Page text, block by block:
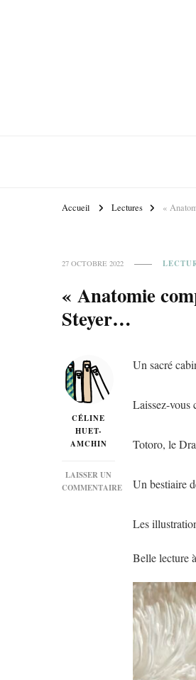
Accueil Lectures «
27 OCTOBRE 2022
« Anatomie
Steyer…
CÉLINE
HUET-
AMCHIN
LAISSER UN
COMMENTAIRE
IMAGINAIRES »
Un sacré
Laissez-vous
Totoro, le
Un bestiaire
Les
Belle lecture